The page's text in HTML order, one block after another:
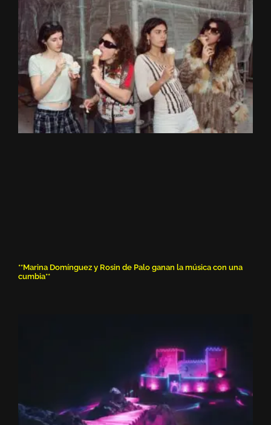
**Marina Domínguez y Rosin de Palo ganan la música con una
cumbia**